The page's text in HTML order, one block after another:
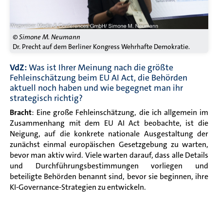
© Simone M. Neumann
Dr. Precht auf dem Berliner Kongress Wehrhafte Demokratie.
VdZ:Was ist Ihrer Meinung nach die größte
Fehleinschätzung beim EU AI Act, die Behörden
aktuell noch haben und wie begegnet man ihr
strategisch richtig?
Bracht: Eine große Fehleinschätzung, die ich allgemein im
Zusammenhang mit dem EU AI Act beobachte, ist die
Neigung, auf die konkrete nationale Ausgestaltung der
zunächst einmal europäischen Gesetzgebung zu warten,
bevor man aktiv wird. Viele warten darauf, dass alle Details
und Durchführungsbestimmungen vorliegen und
beteiligte Behörden benannt sind, bevor sie beginnen, ihre
KI-Governance-Strategien zu entwickeln.